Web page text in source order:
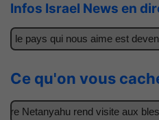
Infos Israel News en
le pays qui nous aime est devenu
Ce qu'on vous
Netanyahu rend visite aux